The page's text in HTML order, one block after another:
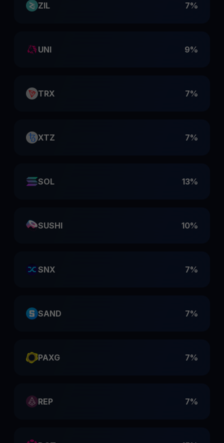
ZIL 7%
UNI 9%
TRX 7%
XTZ 7%
SOL 13%
SUSHI 10%
SNX 7%
SAND 7%
PAXG 7%
REP 7%